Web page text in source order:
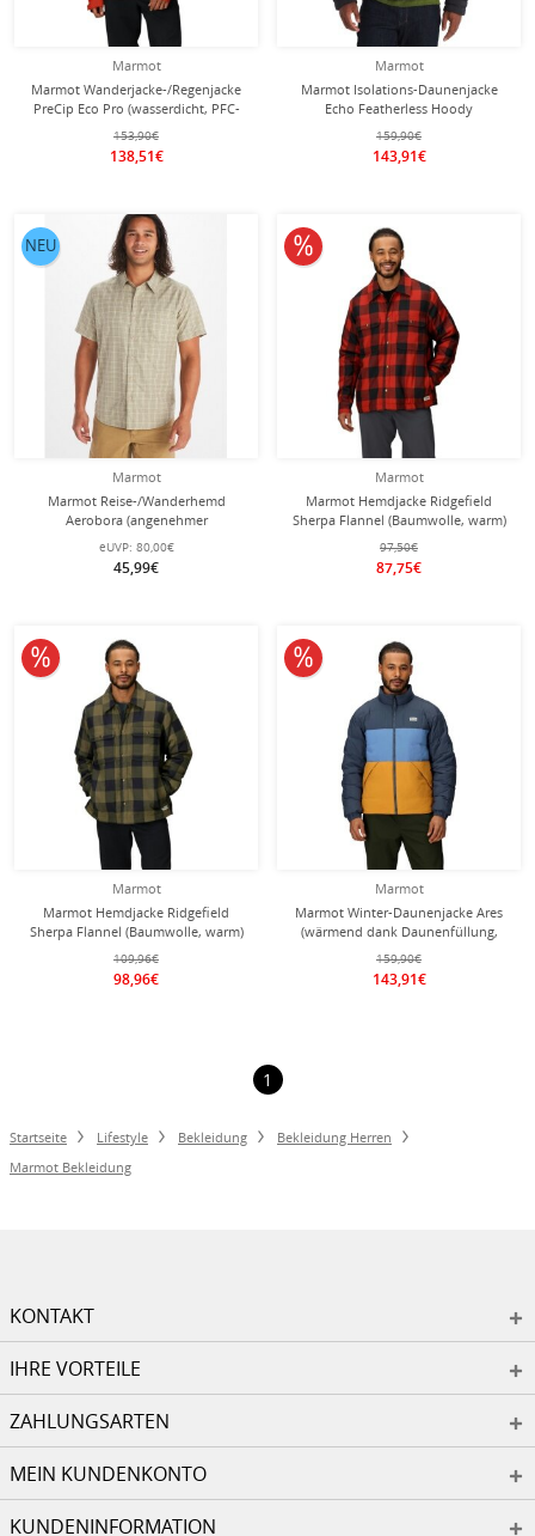
Marmot
Marmot Wanderjacke-/Regenjacke
PreCip Eco Pro (wasserdicht, PFC-
frei) 2025 rot Herren
153,90€
138,51€
Marmot
Marmot Isolations-Daunenjacke
Echo Featherless Hoody
(wasserabweisend) schwarz Herren
159,90€
143,91€
Marmot
Marmot Reise-/Wanderhemd
Aerobora (angenehmer
Tragekomfort) Kurzarm vetivergrau
Herren
eUVP: 80,00€
45,99€
NEU
Marmot
Marmot Hemdjacke Ridgefield
Sherpa Flannel (Baumwolle, warm)
rot/schwarz Herren
97,50€
87,75€
10% reduziert
Marmot
Marmot Hemdjacke Ridgefield
Sherpa Flannel (Baumwolle, warm)
dunkelgrün/schwarz Herren
109,96€
98,96€
10% reduziert
Marmot
Marmot Winter-Daunenjacke Ares
(wärmend dank Daunenfüllung,
leichtes Gewebe) blau/honeygelb
Herren
159,90€
143,91€
10% reduziert
1
Startseite Lifestyle Bekleidung
Bekleidung Herren
Marmot Bekleidung
KONTAKT
IHRE VORTEILE
ZAHLUNGSARTEN
MEIN KUNDENKONTO
KUNDENINFORMATION